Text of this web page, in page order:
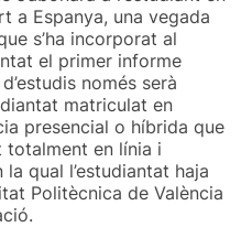
a Espanya, una vegada
s’ha incorporat al
el primer informe
només serà
matriculat en
presencial o híbrida que
totalment en línia i
qual l’estudiantat haja
Politècnica de València